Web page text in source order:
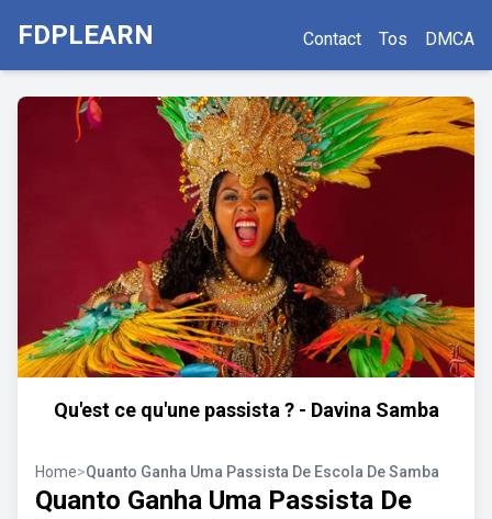
FDPLEARN Contact Tos DMCA
Qu'est ce qu'une passista ? - Davina Samba
Home>Quanto Ganha Uma Passista De Escola De Samba
Quanto Ganha Uma Passista De